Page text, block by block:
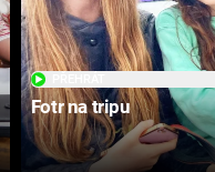
Fotr na tripu